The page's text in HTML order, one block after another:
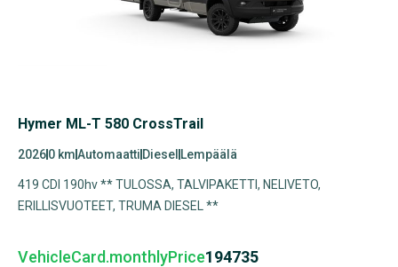
Hymer ML-T 580 CrossTrail
20260 kmAutomaatti Diesel Lempäälä
419 CDI 190hv ** TULOSSA, TALVIPAKETTI, NELIVETO,
ERILLISVUOTEET, TRUMA DIESEL **
VehicleCard.monthlyPrice194735